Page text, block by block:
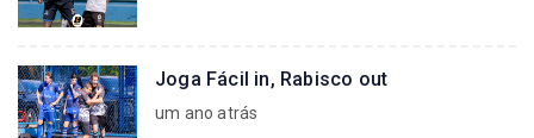
Joga Fácil in, Rabisco out
um ano atrás